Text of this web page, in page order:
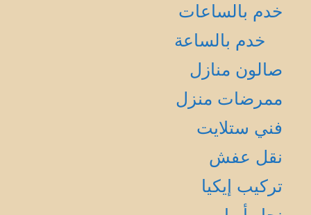
خدم بالساعات
خدم بالساعة
صالون منازل
ممرضات منزل
فني ستلايت
نقل عفش
تركيب إيكيا